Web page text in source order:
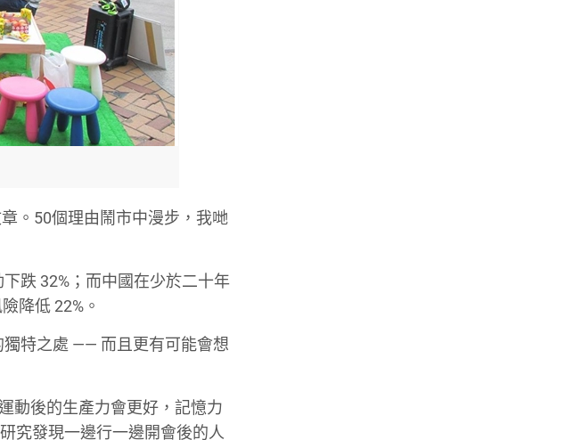
。50個理由鬧市中漫步，我哋
跌 32%；而中國在少於二十年
降低 22%。
獨特之處 —— 而且更有可能會想
動後的生產力會更好，記憶力
究發現一邊行一邊開會後的人